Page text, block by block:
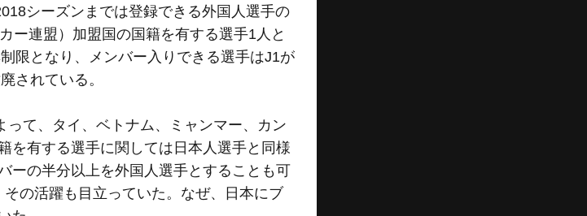
シーズンまでは登録できる外国人選手の
ー連盟）加盟国の国籍を有する選手1人と
限となり、メンバー入りできる選手はJ1が
されている。
て、タイ、ベトナム、ミャンマー、カン
を有する選手に関しては日本人選手と同様
ーの半分以上を外国人選手とすることも可
の活躍も目立っていた。なぜ、日本にブ